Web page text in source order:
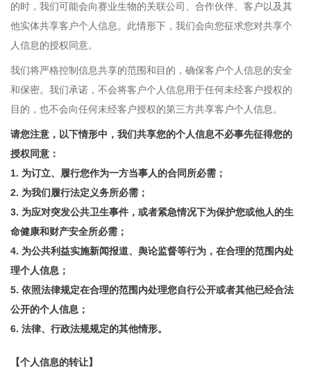
的时，我们可能会向赛业生物的关联公司、合作伙伴、客户以及其
他实体共享客户个人信息。此情形下，我们会向您征求您对共享个
人信息的授权同意。
我们将严格控制信息共享的范围和目的，确保客户个人信息的安全
和保密。我们承诺，不会将客户个人信息用于任何未经客户授权的
目的，也不会向任何未经客户授权的第三方共享客户个人信息。
请您注意，以下情形中，我们共享您的个人信息不必事先征得您的
授权同意：
1. 为订立、履行您作为一方当事人的合同所必需；
2. 为我们履行法定义务所必需；
3. 为应对突发公共卫生事件，或者紧急情况下为保护您或他人的生
命健康和财产安全所必需；
4. 为公共利益实施新闻报道、舆论监督等行为，在合理的范围内处
理个人信息；
5. 依照法律规定在合理的范围内处理您自行公开或者其他已经合法
公开的个人信息；
6. 法律、行政法规规定的其他情形。
【个人信息的转让】